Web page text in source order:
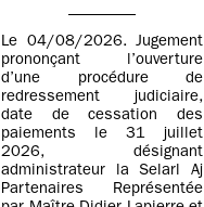
Le 04/08/2026. Jugement
prononçant l’ouverture
d’une procédure de
redressement judiciaire,
date de cessation des
paiements le 31 juillet
2026, désignant
administrateur la Selarl Aj
Partenaires Représentée